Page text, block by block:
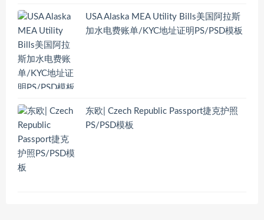
USA Alaska MEA Utility Bills美国阿拉斯
加水电费账单/KYC地址证明PS/PSD模板
东欧| Czech Republic Passport捷克护照
PS/PSD模板